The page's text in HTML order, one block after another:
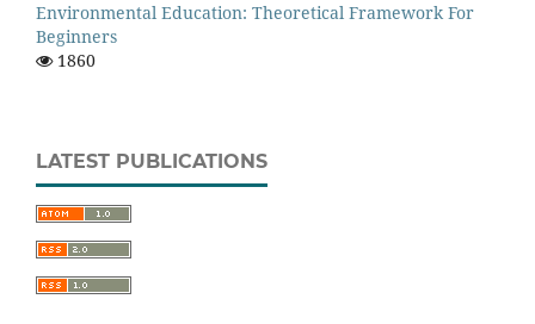
Environmental Education: Theoretical Framework For
Beginners
1860
LATEST PUBLICATIONS